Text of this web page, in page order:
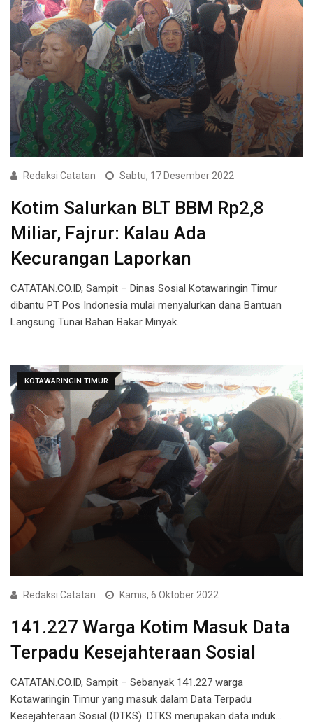
Redaksi Catatan Sabtu, 17 Desember 2022
Kotim Salurkan BLT BBM Rp2,8
Miliar, Fajrur: Kalau Ada
Kecurangan Laporkan
CATATAN.CO.ID, Sampit – Dinas Sosial Kotawaringin Timur
dibantu PT Pos Indonesia mulai menyalurkan dana Bantuan
Langsung Tunai Bahan Bakar Minyak…
KOTAWARINGIN TIMUR
Redaksi Catatan Kamis, 6 Oktober 2022
141.227 Warga Kotim Masuk Data
Terpadu Kesejahteraan Sosial
CATATAN.CO.ID, Sampit – Sebanyak 141.227 warga
Kotawaringin Timur yang masuk dalam Data Terpadu
Kesejahteraan Sosial (DTKS). DTKS merupakan data induk…